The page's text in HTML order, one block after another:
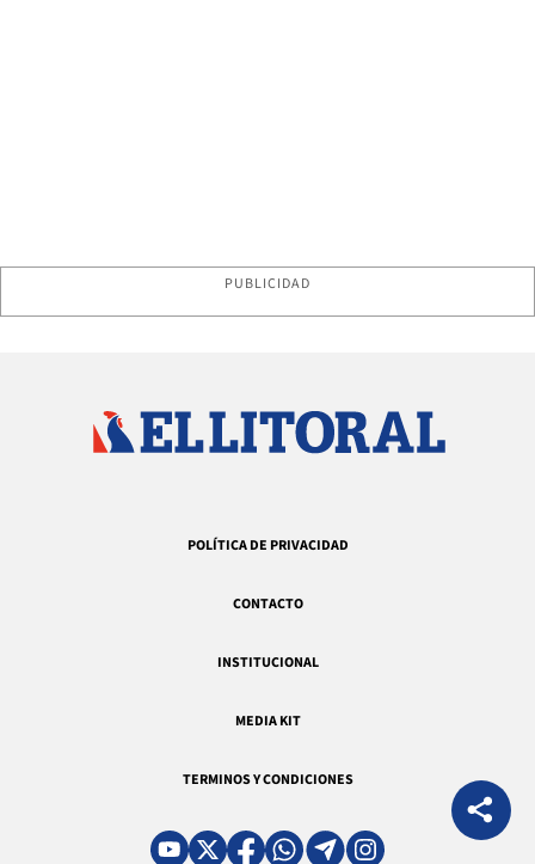
PUBLICIDAD
POLÍTICA DE PRIVACIDAD
CONTACTO
INSTITUCIONAL
MEDIA KIT
TERMINOS Y CONDICIONES